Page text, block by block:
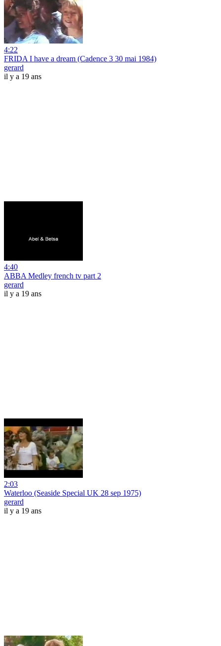
4:22
FRIDA I have a dream (Cadence 3 30 mai 1984)
gerard
il y a 19 ans
4:40
ABBA Medley french tv part 2
gerard
il y a 19 ans
2:03
Waterloo (Seaside Special UK 28 sep 1975)
gerard
il y a 19 ans